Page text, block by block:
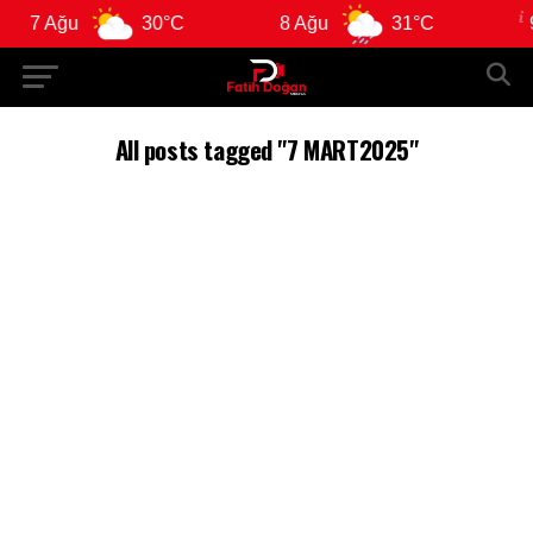
7 Ağu 30°C 8 Ağu 31°C 9
All posts tagged "7 MART2025"